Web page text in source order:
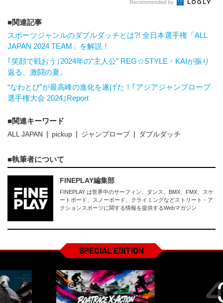
Recommended by
関連記事
スポーツジャンルのダブルダッチとは?! 全日本選手権「ALL
JAPAN 2024 TEAM」を解説！
｢笑顔で戦おう｣2024年の“主人公” REG☆STYLE・KAIが振り
返る、激闘の夏。
“なわとび”が最高峰の進化を遂げた！｢アジアジャンプロープ
選手権大会 2024｣Report
関連キーワード
ALL JAPAN pickup ジャンプロープ ダブルダッチ
執筆者について
FINEPLAY編集部
FINEPLAY は世界中のサーフィン、ダンス、BMX、FMX、スケ
ートボード、スノーボード、クライミングなどストリート・ア
クションスポーツに関する情報を提供するWebマガジン
SPECIAL EDITION